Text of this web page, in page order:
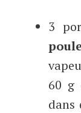
3
60 g
dans